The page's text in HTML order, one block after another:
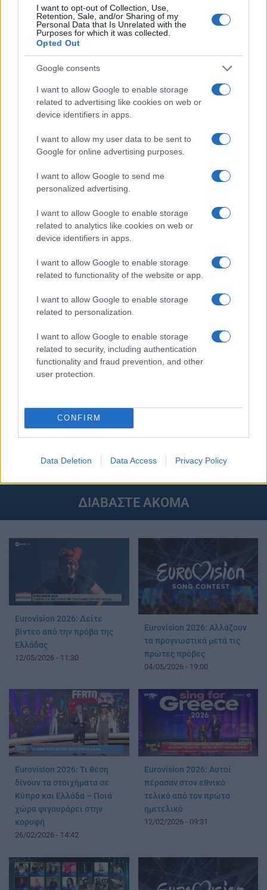
I want to opt-out of Collection, Use,
Retention, Sale, and/or Sharing of my
Personal Data that Is Unrelated with the
Purposes for which it was collected.
Opted Out
Google consents
I want to allow Google to enable storage
related to advertising like cookies on web or
device identifiers in apps.
I want to allow my user data to be sent to
Google for online advertising purposes.
I want to allow Google to send me
personalized advertising.
I want to allow Google to enable storage
related to analytics like cookies on web or
device identifiers in apps.
I want to allow Google to enable storage
related to functionality of the website or app.
I want to allow Google to enable storage
related to personalization.
I want to allow Google to enable storage
related to security, including authentication
functionality and fraud prevention, and other
user protection.
CONFIRM
Data Deletion Data Access Privacy Policy
Ακολουθείστε το iPaideia.gr στο Google News
TελευταίεςΕιδήσειςγια την Παιδεία και την εργασία
στοiPaideia.gr
Στην Κατηγορία:ΕΙΔΗΣΕΙΣ
ΔΙΑΒΑΣΤΕ ΑΚΟΜΑ
Eurovision 2026: Δείτε
βίντεο από την πρόβα της
Ελλάδας
12/05/2026 - 11:30
Eurovision 2026: Αλλάζουν
τα προγνωστικά μετά τις
πρώτες πρόβες
04/05/2026 - 19:00
Eurovision 2026: Τι θέση
δίνουν τα στοιχήματα σε
Κύπρο και Ελλάδα – Ποιά
χώρα φιγουράρει στην
κορυφή
26/02/2026 - 14:42
Eurovision 2026: Αυτοί
πέρασαν στον εθνικό
τελικό από τον πρώτο
ημιτελικό
12/02/2026 - 09:31